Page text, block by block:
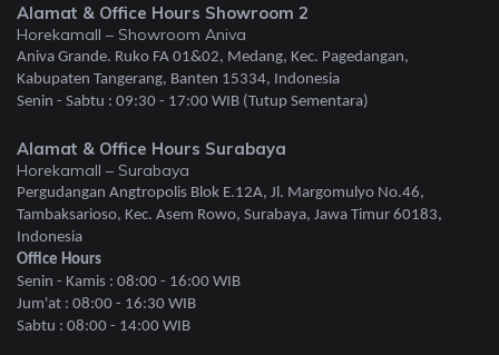
Alamat & Office Hours Showroom 2
Horekamall – Showroom Aniva
Aniva Grande. Ruko FA 01&02, Medang, Kec. Pagedangan,
Kabupaten Tangerang, Banten 15334, Indonesia
Senin - Sabtu : 09:30 - 17:00 WIB (Tutup Sementara)
Alamat & Office Hours Surabaya
Horekamall – Surabaya
Pergudangan Angtropolis Blok E.12A, Jl. Margomulyo No.46,
Tambaksarioso, Kec. Asem Rowo, Surabaya, Jawa Timur 60183,
Indonesia
Office Hours
Senin - Kamis : 08:00 - 16:00 WIB
Jum'at : 08:00 - 16:30 WIB
Sabtu : 08:00 - 14:00 WIB